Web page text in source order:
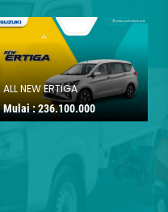
ALL NEW ERTIGA
Mulai :236.100.000